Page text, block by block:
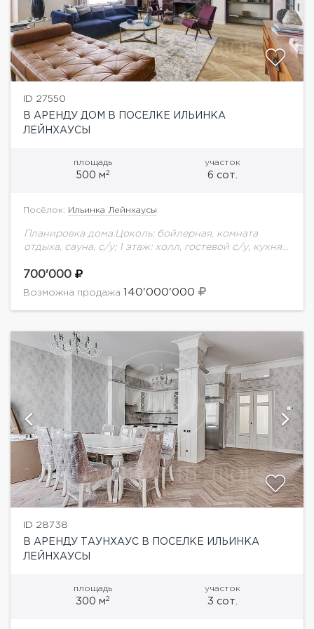
ID 27550
В АРЕНДУ ДОМ В ПОСЕЛКЕ ИЛЬИНКА
ЛЕЙНХАУСЫ
площадь
500 м2
участок
6 сот.
Посёлок: Ильинка Лейнхаусы
Планировка дома:Цоколь: бойлерная, комната
отдыха, сауна, с/у; 1 этаж: холл, гостевой с/у, кухня,
мастер спальня с с/у и...
700'000
Возможна продажа 140'000'000
ID 28738
В АРЕНДУ ТАУНХАУС В ПОСЕЛКЕ ИЛЬИНКА
ЛЕЙНХАУСЫ
площадь
300 м2
участок
3 сот.